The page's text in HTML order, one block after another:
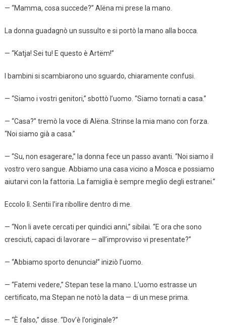
— “Mamma, cosa succede?” Alëna mi prese la mano.
La donna guadagnò un sussulto e si portò la mano alla bocca.
— “Katja! Sei tu! E questo è Artëm!”
I bambini si scambiarono uno sguardo, chiaramente confusi.
— “Siamo i vostri genitori,” sbottò l’uomo. “Siamo tornati a casa.”
— “Casa?” tremò la voce di Alëna. Strinse la mia mano con forza.
“Noi siamo già a casa.”
— “Su, non esagerare,” la donna fece un passo avanti. “Noi siamo il
vostro vero sangue. Abbiamo una casa vicino a Mosca e possiamo
aiutarvi con la fattoria. La famiglia è sempre meglio degli estranei.”
Eccolo lì. Sentii l’ira ribollire dentro di me.
— “Non li avete cercati per quindici anni,” sibilai. “E ora che sono
cresciuti, capaci di lavorare — all’improvviso vi presentate?”
— “Abbiamo sporto denuncia!” iniziò l’uomo.
— “Fatemi vedere,” Stepan tese la mano. L’uomo estrasse un
certificato, ma Stepan ne notò la data — di un mese prima.
— “È falso,” disse. “Dov’è l’originale?”